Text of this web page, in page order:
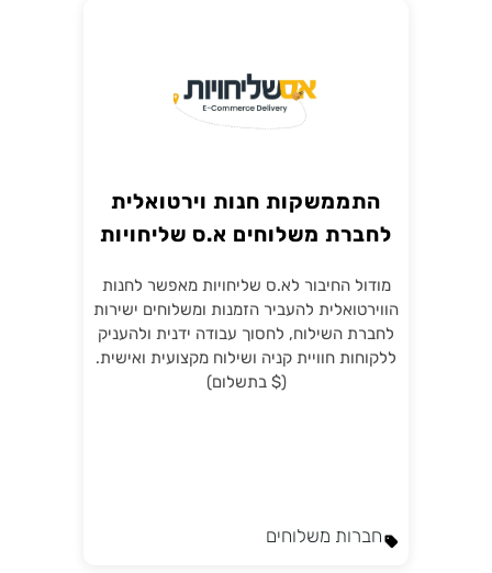
התממשקות חנות וירטואלית
לחברת משלוחים א.ס שליחויות
מודול החיבור לא.ס שליחויות מאפשר לחנות
הווירטואלית להעביר הזמנות ומשלוחים ישירות
לחברת השילוח, לחסוך עבודה ידנית ולהעניק
ללקוחות חוויית קניה ושילוח מקצועית ואישית.
($ בתשלום)
חברות משלוחים